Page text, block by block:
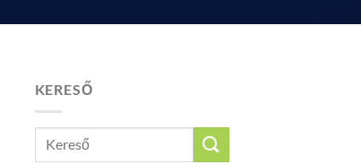
KERESŐ